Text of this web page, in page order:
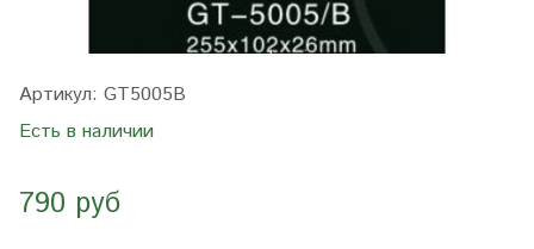
Артикул: GT5005B
Есть в наличии
790 руб